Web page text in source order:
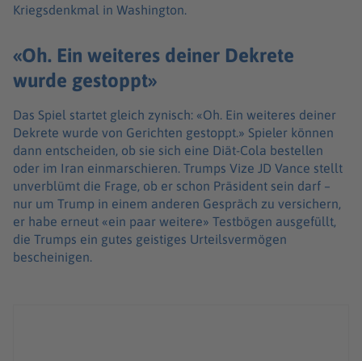
Kriegsdenkmal in Washington.
«Oh. Ein weiteres deiner Dekrete
wurde gestoppt»
Das Spiel startet gleich zynisch: «Oh. Ein weiteres deiner
Dekrete wurde von Gerichten gestoppt.» Spieler können
dann entscheiden, ob sie sich eine Diät-Cola bestellen
oder im Iran einmarschieren. Trumps Vize JD Vance stellt
unverblümt die Frage, ob er schon Präsident sein darf –
nur um Trump in einem anderen Gespräch zu versichern,
er habe erneut «ein paar weitere» Testbögen ausgefüllt,
die Trumps ein gutes geistiges Urteilsvermögen
bescheinigen.